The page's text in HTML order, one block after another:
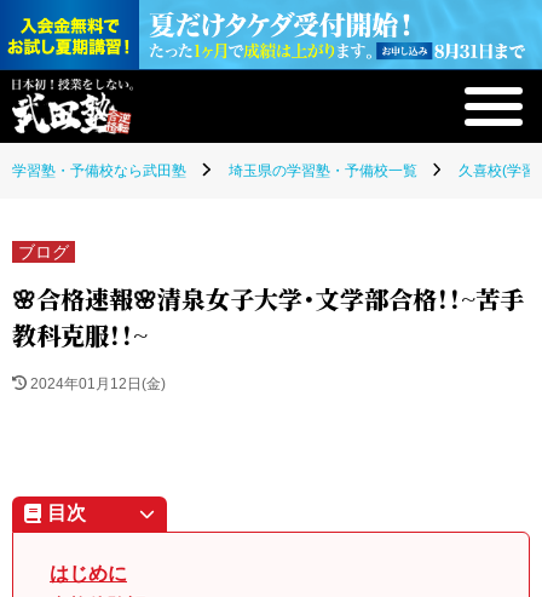
学習塾・予備校なら武田塾 埼玉県の学習塾・予備校一覧 久喜校(学習
ブログ
🌸合格速報🌸清泉女子大学・文学部合格！！~苦手
教科克服！！~
2024年01月12日(金)
目次
はじめに